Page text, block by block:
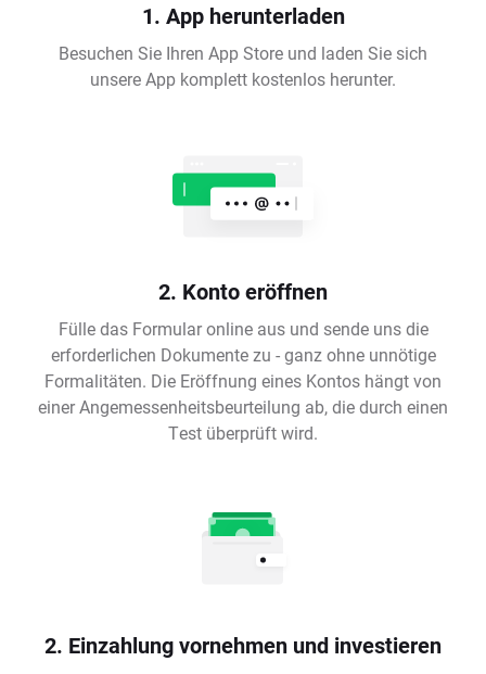
1. App herunterladen
Besuchen Sie Ihren App Store und laden Sie sich
unsere App komplett kostenlos herunter.
2. Konto eröffnen
Fülle das Formular online aus und sende uns die
erforderlichen Dokumente zu - ganz ohne unnötige
Formalitäten. Die Eröffnung eines Kontos hängt von
einer Angemessenheitsbeurteilung ab, die durch einen
Test überprüft wird.
2. Einzahlung vornehmen und investieren